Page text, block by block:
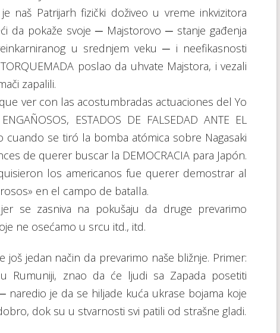
naš Patrijarh fizički doživeo u vreme inkvizitora
da pokaže svoje ─ Majstorovo ─ stanje gađenja
u srednjem veku ─ i neefikasnosti
poslao da uhvate Majstora, i vezali
zapalili.
ver con las acostumbradas actuaciones del Yo
ESTADOS DE FALSEDAD ANTE EL
cuando se tiró la bomba atómica sobre Nagasaki
de querer buscar la DEMOCRACIA para Japón.
los americanos fue querer demostrar al
en el campo de batalla.
jer se zasniva na pokušaju da druge prevarimo
ne osećamo u srcu itd., itd.
još jedan način da prevarimo naše bližnje. Primer:
Rumuniji, znao da će ljudi sa Zapada posetiti
naredio je da se hiljade kuća ukrase bojama koje
dok su u stvarnosti svi patili od strašne gladi.